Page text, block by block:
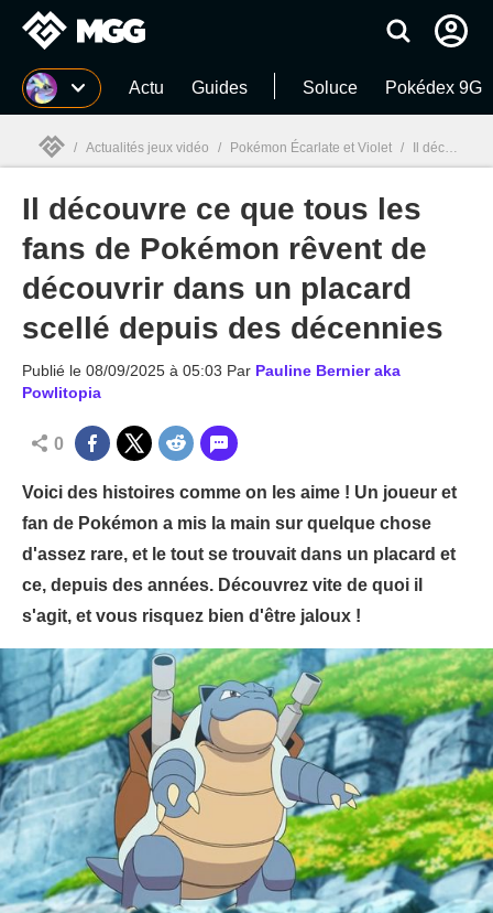
MGG Actu Guides Soluce Pokédex 9G
MGG
/ Actualités jeux vidéo / Pokémon Écarlate et Violet / Il découvre ce que tous les fans de Pokémon rêvent de découvrir dans un placard scellé depuis des décennies
Il découvre ce que tous les
fans de Pokémon rêvent de
découvrir dans un placard
scellé depuis des décennies
Publié le 08/09/2025 à 05:03 Par Pauline Bernier aka
Powlitopia
0
Voici des histoires comme on les aime ! Un joueur et
fan de Pokémon a mis la main sur quelque chose
d'assez rare, et le tout se trouvait dans un placard et
ce, depuis des années. Découvrez vite de quoi il
s'agit, et vous risquez bien d'être jaloux !